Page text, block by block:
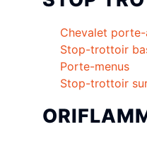
Chevalet
Stop-trottoir
Porte-menus
Stop-trottoir